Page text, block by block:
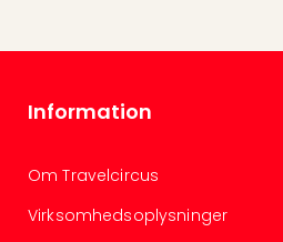
Information
Om Travelcircus
Virksomhedsoplysninger